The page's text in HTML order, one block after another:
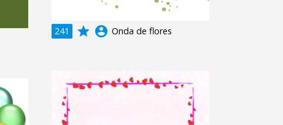
241 grade account_circle Onda de flores